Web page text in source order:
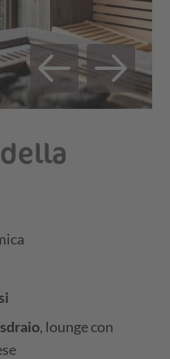
, lounge con